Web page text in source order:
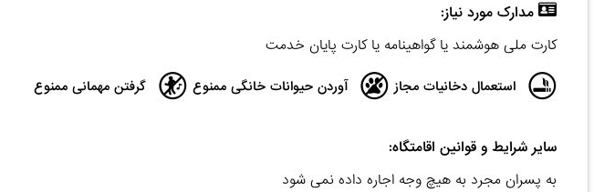
مدارک مورد نیاز:
کارت ملی هوشمند یا گواهینامه یا کارت پایان خدمت
استعمال دخانیات مجاز آوردن حیوانات خانگی ممنوع گرفتن مهمانی ممنوع
سایر شرایط و قوانین اقامتگاه:
به پسران‌ مجرد به هیچ وجه اجاره داده نمی شود